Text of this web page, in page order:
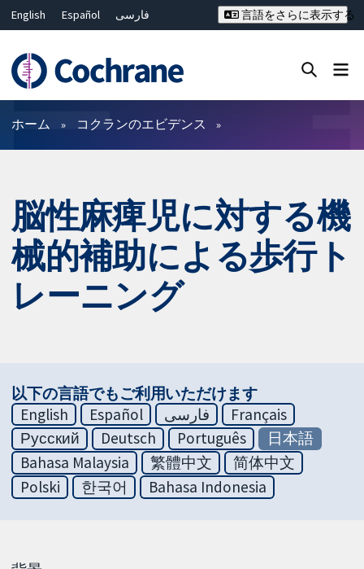
English Español
فارسی
Deutsch
Bahasa Malaysia
ไทย
繁體中文
简体中文
言語をさらに表示する
フィルター
ホーム コクランのエビデンス
脳性麻痺児に対する機
械的補助による歩行ト
レーニング
以下の言語でもご利用いただけます
English
Español فارسی
Français
Русский
Deutsch Português
日本語
Bahasa Malaysia
繁體中文
简体中文
Polski
한국어 Bahasa Indonesia